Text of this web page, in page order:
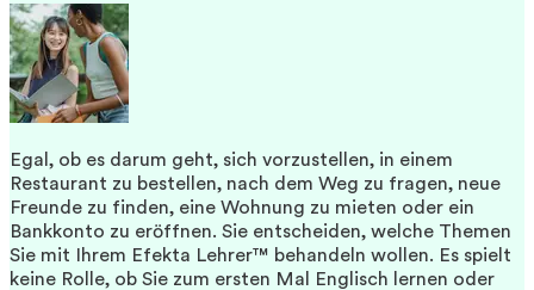
Egal, ob es darum geht, sich vorzustellen, in einem
Restaurant zu bestellen, nach dem Weg zu fragen, neue
Freunde zu finden, eine Wohnung zu mieten oder ein
Bankkonto zu eröffnen. Sie entscheiden, welche Themen
Sie mit Ihrem Efekta Lehrer™ behandeln wollen. Es spielt
keine Rolle, ob Sie zum ersten Mal Englisch lernen oder